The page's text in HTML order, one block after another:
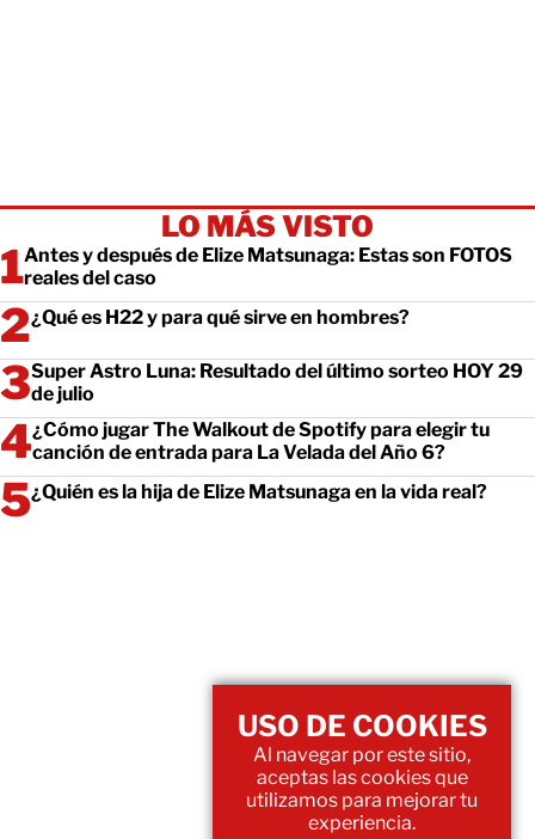
LO MÁS VISTO
Antes y después de Elize Matsunaga: Estas son FOTOS
reales del caso
¿Qué es H22 y para qué sirve en hombres?
Super Astro Luna: Resultado del último sorteo HOY 29
de julio
¿Cómo jugar The Walkout de Spotify para elegir tu
canción de entrada para La Velada del Año 6?
¿Quién es la hija de Elize Matsunaga en la vida real?
USO DE COOKIES
Al navegar por este sitio,
aceptas las cookies que
utilizamos para mejorar tu
experiencia.